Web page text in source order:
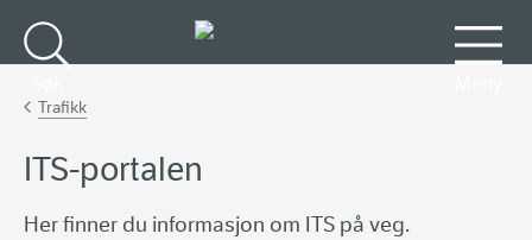
Trafikk
ITS-portalen
Her finner du informasjon om ITS på veg.